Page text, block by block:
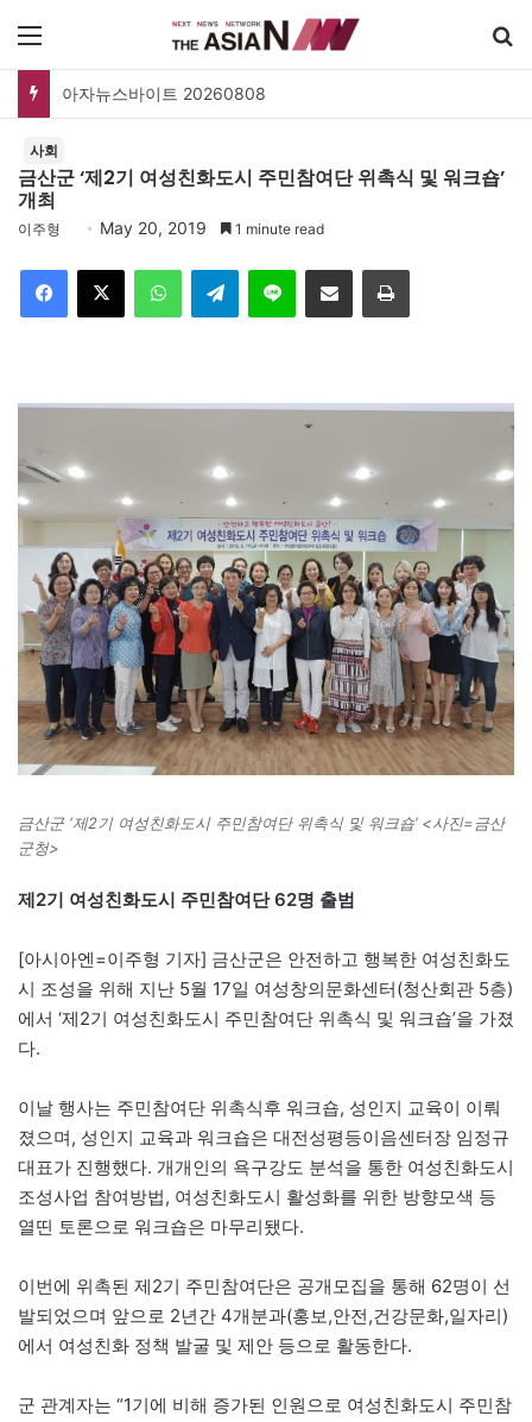
아자뉴스바이트 20260808
사회
금산군 ‘제2기 여성친화도시 주민참여단 위촉식 및 워크숍’
개최
이주형 May 20, 2019 1 minute read
Telegram 이메일
금산군 ‘제2기 여성친화도시 주민참여단 위촉식 및 워크숍’ <사진=금산
군청>
제2기 여성친화도시 주민참여단 62명 출범
[아시아엔=이주형 기자] 금산군은 안전하고 행복한 여성친화도
시 조성을 위해 지난 5월 17일 여성창의문화센터(청산회관 5층)
에서 ‘제2기 여성친화도시 주민참여단 위촉식 및 워크숍’을 가졌
다.
이날 행사는 주민참여단 위촉식후 워크숍, 성인지 교육이 이뤄
졌으며, 성인지 교육과 워크숍은 대전성평등이음센터장 임정규
대표가 진행했다. 개개인의 욕구강도 분석을 통한 여성친화도시
조성사업 참여방법, 여성친화도시 활성화를 위한 방향모색 등
열띤 토론으로 워크숍은 마무리됐다.
이번에 위촉된 제2기 주민참여단은 공개모집을 통해 62명이 선
발되었으며 앞으로 2년간 4개분과(홍보,안전,건강문화,일자리)
에서 여성친화 정책 발굴 및 제안 등으로 활동한다.
군 관계자는 “1기에 비해 증가된 인원으로 여성친화도시 주민참